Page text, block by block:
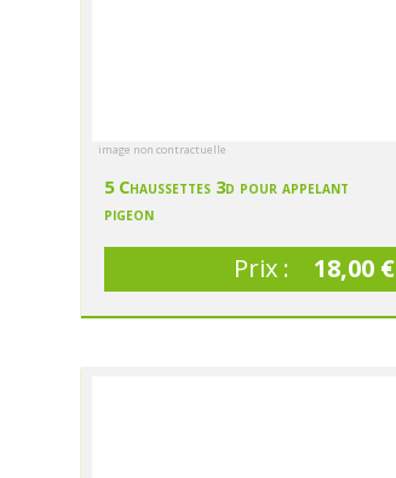
image non contractuelle
5 Chaussettes 3d pour appelant
pigeon
Prix : 18,00 €